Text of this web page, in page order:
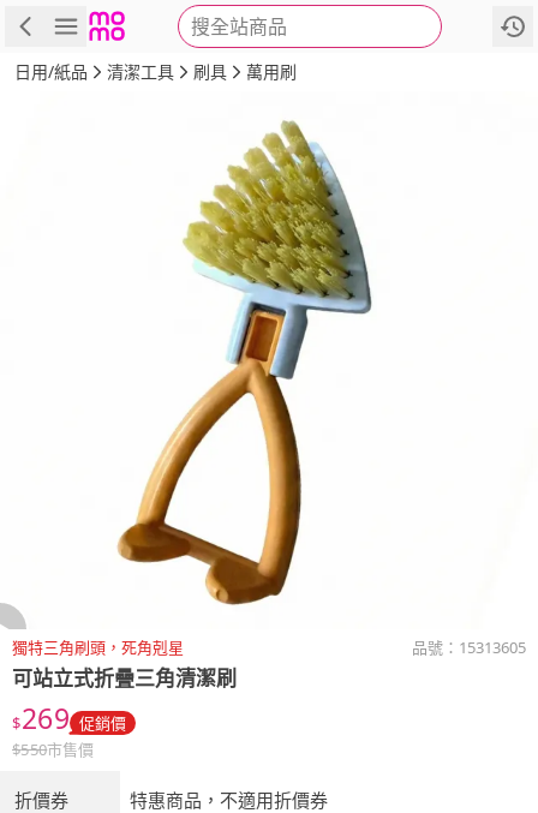
搜全站商品
商品 評價 詳情
日用/紙品 清潔工具 刷具 萬用刷
獨特三角刷頭，死角剋星 品號： 15313605
可站立式折疊三角清潔刷
$269 促銷價
$550市售價
折價券 特惠商品，不適用折價券